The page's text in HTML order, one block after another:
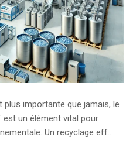
plus importante que jamais, le
est un élément vital pour
Un recyclage eff...